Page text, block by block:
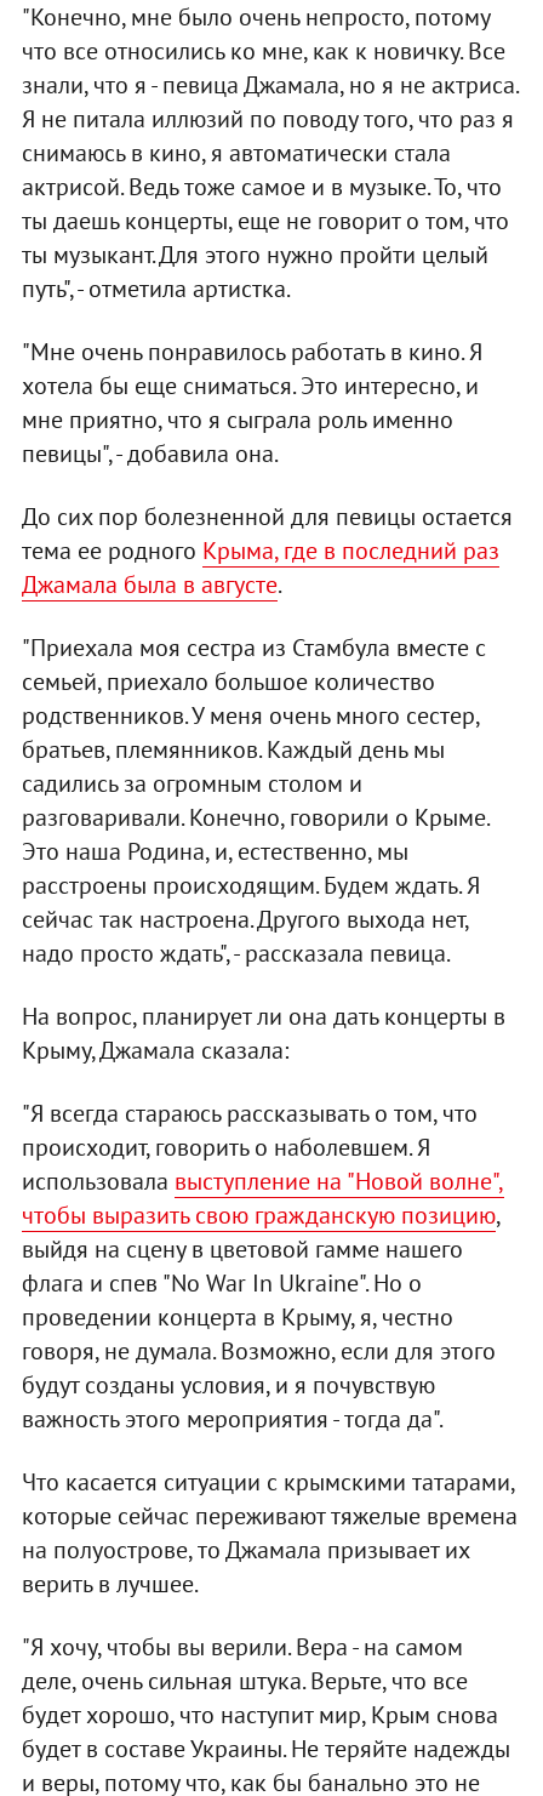
"Конечно, мне было очень непросто, потому
что все относились ко мне, как к новичку. Все
знали, что я - певица Джамала, но я не актриса.
Я не питала иллюзий по поводу того, что раз я
снимаюсь в кино, я автоматически стала
актрисой. Ведь тоже самое и в музыке. То, что
ты даешь концерты, еще не говорит о том, что
ты музыкант. Для этого нужно пройти целый
путь", - отметила артистка.
"Мне очень понравилось работать в кино. Я
хотела бы еще сниматься. Это интересно, и
мне приятно, что я сыграла роль именно
певицы", - добавила она.
До сих пор болезненной для певицы остается
тема ее родного Крыма, где в последний раз
Джамала была в августе.
"Приехала моя сестра из Стамбула вместе с
семьей, приехало большое количество
родственников. У меня очень много сестер,
братьев, племянников. Каждый день мы
садились за огромным столом и
разговаривали. Конечно, говорили о Крыме.
Это наша Родина, и, естественно, мы
расстроены происходящим. Будем ждать. Я
сейчас так настроена. Другого выхода нет,
надо просто ждать", - рассказала певица.
На вопрос, планирует ли она дать концерты в
Крыму, Джамала сказала:
"Я всегда стараюсь рассказывать о том, что
происходит, говорить о наболевшем. Я
использовала выступление на "Новой волне",
чтобы выразить свою гражданскую позицию,
выйдя на сцену в цветовой гамме нашего
флага и спев "No War In Ukraine". Но о
проведении концерта в Крыму, я, честно
говоря, не думала. Возможно, если для этого
будут созданы условия, и я почувствую
важность этого мероприятия - тогда да".
Что касается ситуации с крымскими татарами,
которые сейчас переживают тяжелые времена
на полуострове, то Джамала призывает их
верить в лучшее.
"Я хочу, чтобы вы верили. Вера - на самом
деле, очень сильная штука. Верьте, что все
будет хорошо, что наступит мир, Крым снова
будет в составе Украины. Не теряйте надежды
и веры, потому что, как бы банально это не